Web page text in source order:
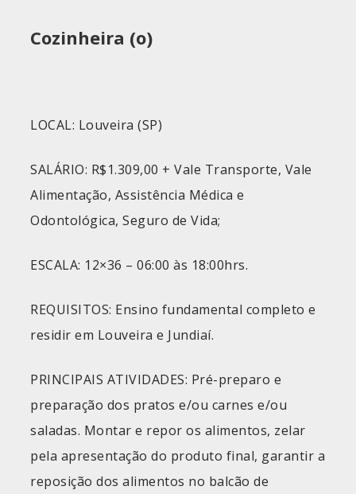
Cozinheira (o)
LOCAL: Louveira (SP)
SALÁRIO: R$1.309,00 + Vale Transporte, Vale
Alimentação, Assistência Médica e
Odontológica, Seguro de Vida;
ESCALA: 12×36 – 06:00 às 18:00hrs.
REQUISITOS: Ensino fundamental completo e
residir em Louveira e Jundiaí.
PRINCIPAIS ATIVIDADES: Pré-preparo e
preparação dos pratos e/ou carnes e/ou
saladas. Montar e repor os alimentos, zelar
pela apresentação do produto final, garantir a
reposição dos alimentos no balcão de